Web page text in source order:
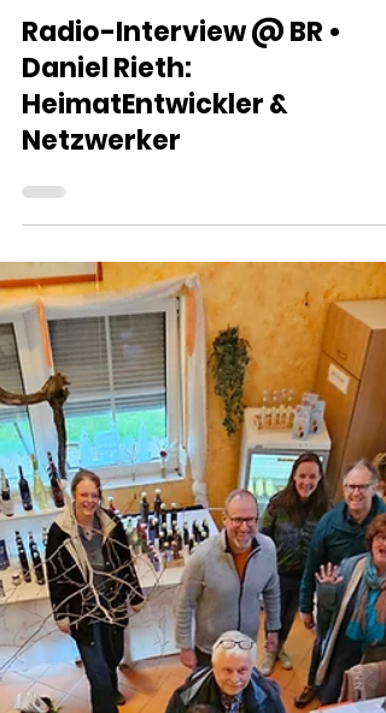
21. Mai 1 Min. Lesezeit
Radio-Interview @ BR •
Daniel Rieth:
HeimatEntwickler &
Netzwerker